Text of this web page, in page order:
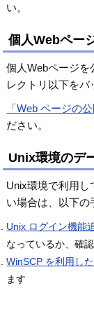
い。
個人Webペー
個人Webページを
レクトリ以下をバ
「Web ページの
ださい。
Unix環境のデ
Unix環境で利用し
い場合は、以下の
Unix ログイン機能
なっているか、確
WinSCP を利用し
ます